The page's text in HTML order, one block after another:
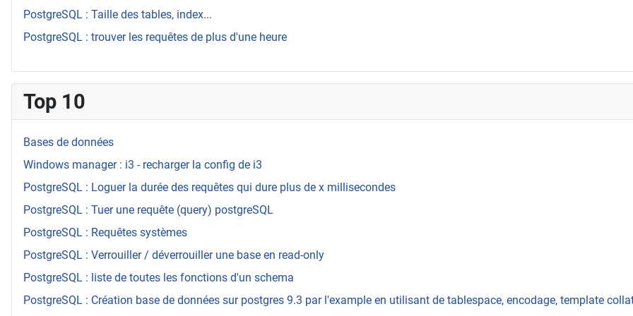
PostgreSQL : Taille des tables, index...
PostgreSQL : trouver les requêtes de plus d'une heure
Top 10
Bases de données
Windows manager : i3 - recharger la config de i3
PostgreSQL : Loguer la durée des requêtes qui dure plus de x millisecondes
PostgreSQL : Tuer une requête (query) postgreSQL
PostgreSQL : Requêtes systèmes
PostgreSQL : Verrouiller / déverrouiller une base en read-only
PostgreSQL : liste de toutes les fonctions d'un schema
PostgreSQL : Création base de données sur postgres 9.3 par l'example en utilisant de tablespace, encodage, template